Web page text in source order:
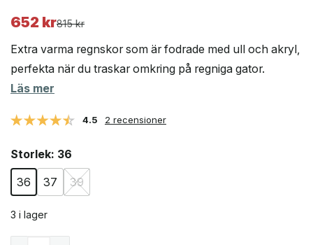
815kr
Det
priset
var:
815 kr.
652 kr
Det
priset
är:
652 kr.
Extra varma regnskor som är fodrade med ull och akryl,
perfekta när du traskar omkring på regniga gator.
Läs mer
4.5 2 recensioner
Storlek: 36
36
37 39
3 i lager